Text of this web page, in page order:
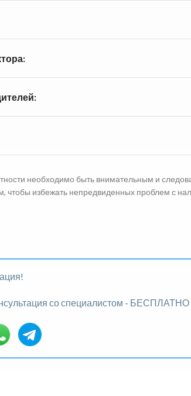
необходимо быть внимательным и
чтобы избежать непредвиденных проблем с
со специалистом - БЕСПЛАТНО